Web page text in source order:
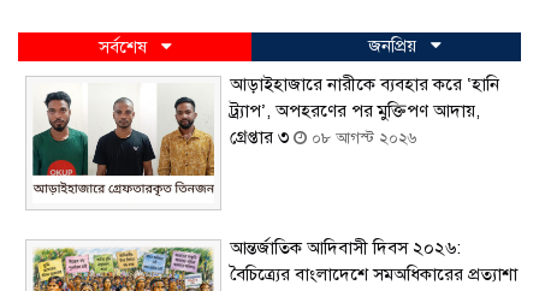
সর্বশেষ
জনপ্রিয়
আড়াইহাজারে নারীকে ব্যবহার করে ‘হানি
ট্র্যাপ’, অপহরণের পর মুক্তিপণ আদায়,
গ্রেপ্তার ৩
০৮ আগস্ট ২০২৬
আন্তর্জাতিক আদিবাসী দিবস ২০২৬:
বৈচিত্র্যের বাংলাদেশে সমঅধিকারের প্রত্যাশা